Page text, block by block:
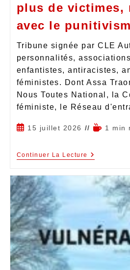
plus de victimes,
avec le
Tribune signée par CLE
personnalités,
enfantistes, antiracistes,
féministes. Dont Assa
Nous Toutes National, la
féministe, le Réseau
15 juillet 2026 1 min
Continuer La Lecture